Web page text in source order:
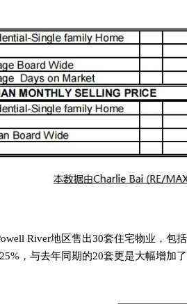
River地区售出30套住宅物业，包括
，与去年同期的20套更是大幅增加